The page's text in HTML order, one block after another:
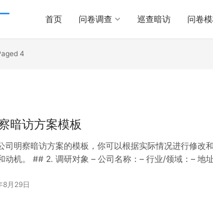
首页 问卷调查 巡查暗访 问卷
4
暗访方案模板
司明察暗访方案的模板，你可以根据实际情况进行修
动机。 ## 2. 调研对象 – 公司名称：– 行业/领域：– 地
8月29日